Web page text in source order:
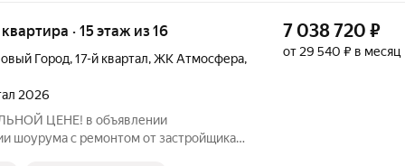
· 15 этаж из 16
Город,17-й квартал,ЖК Атмосфера,
2026
ЦЕНЕ! в объявлении
шоурума с ремонтом от застройщика.
7 038 720 ₽
от 29 540 ₽ в месяц